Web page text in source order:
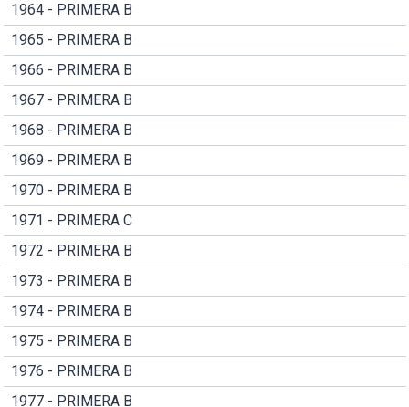
1964 - PRIMERA B
1965 - PRIMERA B
1966 - PRIMERA B
1967 - PRIMERA B
1968 - PRIMERA B
1969 - PRIMERA B
1970 - PRIMERA B
1971 - PRIMERA C
1972 - PRIMERA B
1973 - PRIMERA B
1974 - PRIMERA B
1975 - PRIMERA B
1976 - PRIMERA B
1977 - PRIMERA B